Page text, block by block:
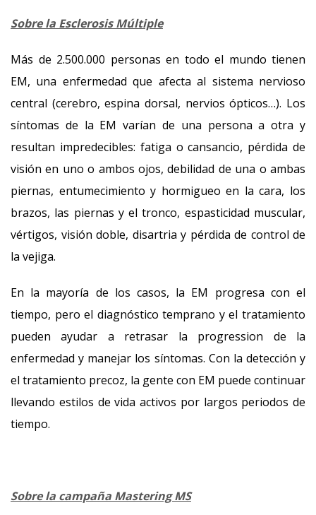
Sobre la Esclerosis Múltiple
Más de 2.500.000 personas en todo el mundo tienen
EM, una enfermedad que afecta al sistema nervioso
central (cerebro, espina dorsal, nervios ópticos…). Los
síntomas de la EM varían de una persona a otra y
resultan impredecibles: fatiga o cansancio, pérdida de
visión en uno o ambos ojos, debilidad de una o ambas
piernas, entumecimiento y hormigueo en la cara, los
brazos, las piernas y el tronco, espasticidad muscular,
vértigos, visión doble, disartria y pérdida de control de
la vejiga.
En la mayoría de los casos, la EM progresa con el
tiempo, pero el diagnóstico temprano y el tratamiento
pueden ayudar a retrasar la progression de la
enfermedad y manejar los síntomas. Con la detección y
el tratamiento precoz, la gente con EM puede continuar
llevando estilos de vida activos por largos periodos de
tiempo.
Sobre la campaña Mastering MS